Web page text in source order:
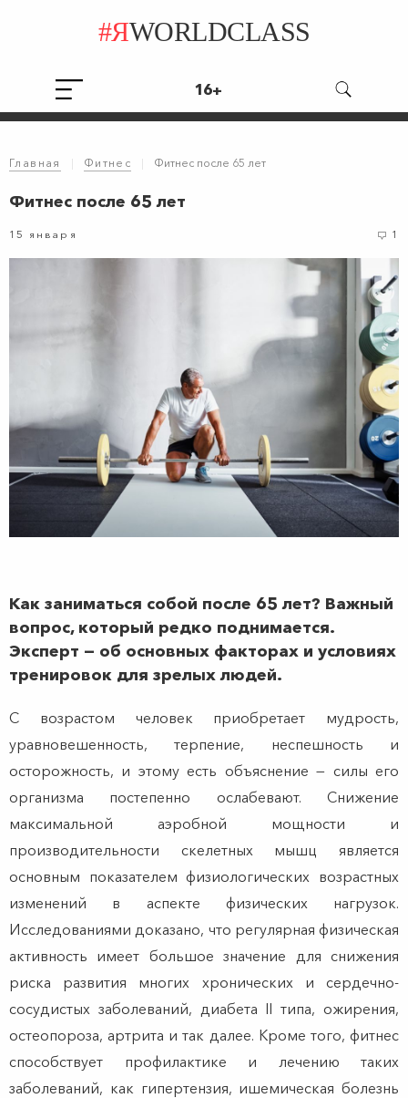
#ЯWORLDCLASS
16+
Главная | Фитнес | Фитнес после 65 лет
Фитнес после 65 лет
15 января 1
Как заниматься собой после 65 лет? Важный
вопрос, который редко поднимается.
Эксперт — об основных факторах и условиях
тренировок для зрелых людей.
С возрастом человек приобретает мудрость,
уравновешенность, терпение, неспешность и
осторожность, и этому есть объяснение — силы его
организма постепенно ослабевают. Cнижение
максимальной аэробной мощности и
производительности скелетных мышц является
основным показателем физиологических возрастных
изменений в аспекте физических нагрузок.
Исследованиями доказано, что регулярная физическая
активность имеет большое значение для снижения
риска развития многих хронических и сердечно-
сосудистых заболеваний, диабета II типа, ожирения,
остеопороза, артрита и так далее. Кроме того, фитнес
способствует профилактике и лечению таких
заболеваний, как гипертензия, ишемическая болезнь